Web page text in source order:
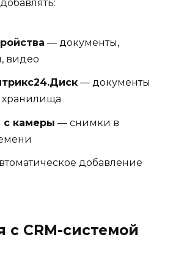
— документы,
видео
— документы
хранилища
с камеры — снимки в
добавление
с CRM-системой